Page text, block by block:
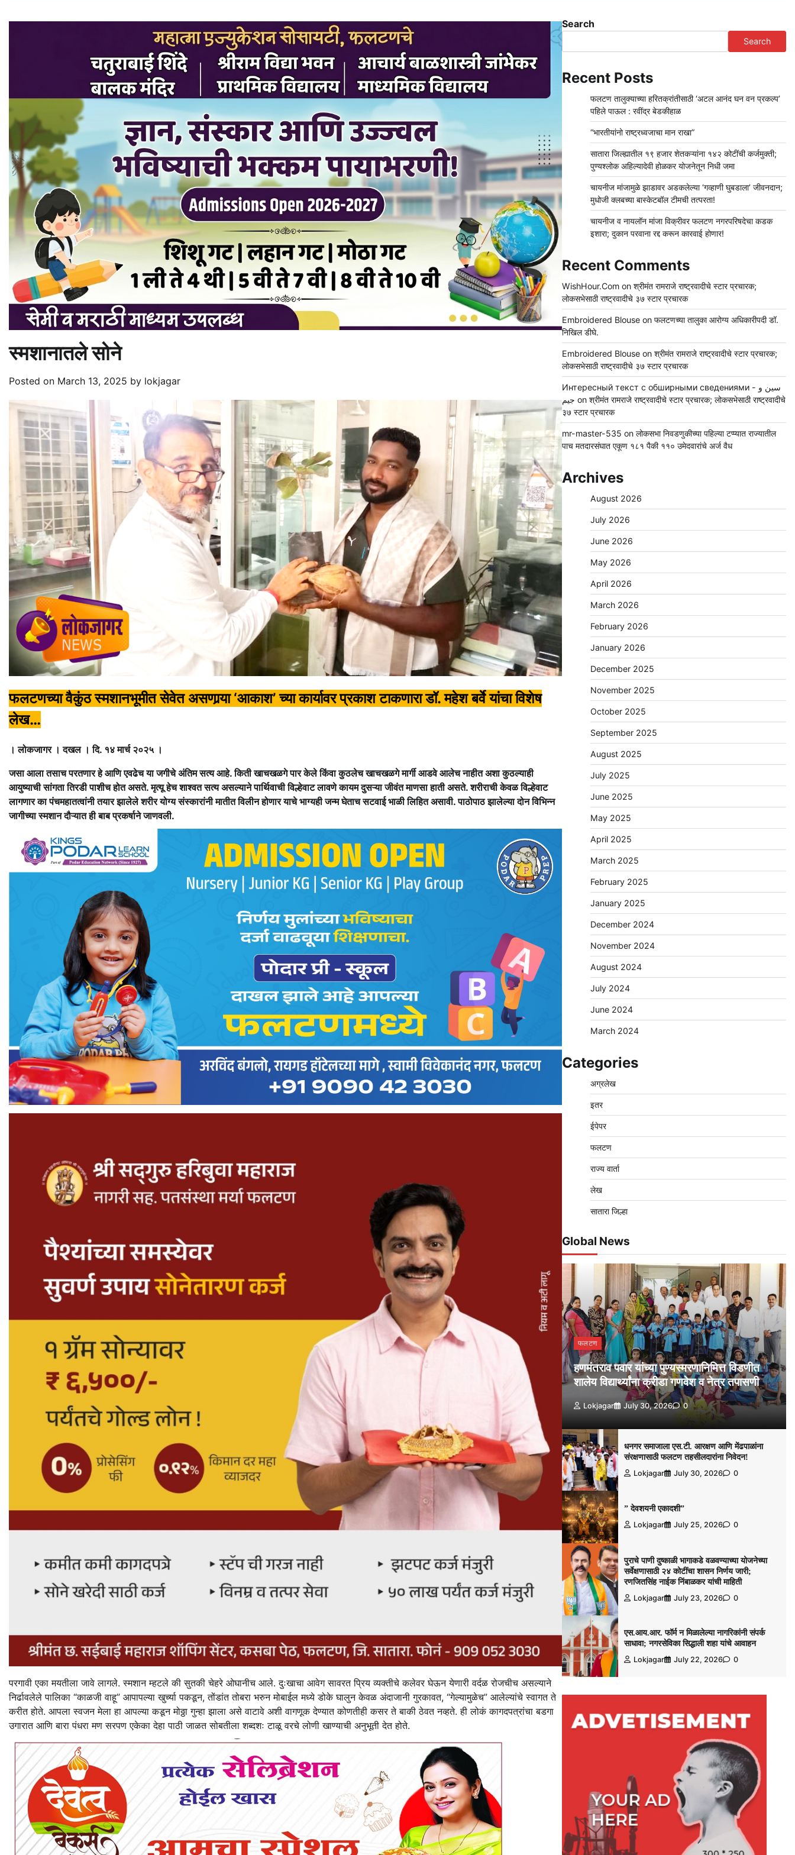
स्मशानातले सोने
Posted on March 13, 2025 by lokjagar
फलटणच्या वैकुंठ स्मशानभूमीत सेवेत असणार्‍या ‘आकाश’ च्या कार्यावर प्रकाश टाकणारा डॉ. महेश बर्वे यांचा विशेष
लेख…
। लोकजागर । दखल । दि. १४ मार्च २०२५ ।
जसा आला तसाच परतणार हे आणि एवढेच या जगीचे अंतिम सत्य आहे. किती खाचखळगे पार केले किंवा कुठलेच खाचखळगे मार्गी आडवे आलेच नाहीत अशा कुठल्याही
आयुष्याची सांगता तिरडी पाशीच होत असते. मृत्यू हेच शाश्वत सत्य असल्याने पार्थिवाची विल्हेवाट लावणे कायम दुसऱ्या जीवंत माणसा हाती असते. शरीराची केवळ विल्हेवाट
लागणार का पंचमहातत्वांनी तयार झालेले शरीर योग्य संस्कारांनी मातीत विलीन होणार याचे भाग्यही जन्म घेताच सटवाई भाळी लिहित असावी. पाठोपाठ झालेल्या दोन विभिन्न
जागीच्या स्मशान दौऱ्यात ही बाब प्रकर्षाने जाणवली.
परगावी एका मयतीला जावे लागले. स्मशान म्हटले की सुतकी चेहरे ओघानीच आले. दुःखाचा आवेग सावरत प्रिय व्यक्तीचे कलेवर घेऊन येणारी वर्दळ रोजचीच असल्याने
निर्ढावलेले पालिका “काळजी वाहू” आपापल्या खुर्च्या पकडून, तोंडांत तोबरा भरुन मोबाईल मध्ये डोके घालुन केवळ अंदाजानी गुरकावत, “गेल्यामुळेच” आलेल्यांचे स्वागत ते
करीत होते. आपला स्वजन मेला हा आपल्या कडून मोठ्ठा गुन्हा झाला असे वाटावे अशी वागणूक देण्यात कोणतीही कसर ते बाकी ठेवत नव्हते. ही लोकं कागदपत्रांचा बडगा
उगारात आणि बारा पंधरा मण सरपण एकेका देहा पाठी जाळत सोबतीला शब्दशः टाळू वरचे लोणी खाण्याची अनुभूती देत होते.
Search
Search
Recent Posts
फलटण तालुक्याच्या हरितक्रांतीसाठी ‘अटल आनंद घन वन प्रकल्प’
पहिले पाऊल : रवींद्र बेडकीहाळ
“भारतीयांनो राष्ट्रध्वजाचा मान राखा”
सातारा जिल्ह्यातील १९ हजार शेतकऱ्यांना १४२ कोटींची कर्जमुक्ती;
पुण्यश्लोक अहिल्यादेवी होळकर योजनेतून निधी जमा
चायनीज मांजामुळे झाडावर अडकलेल्या ‘गव्हाणी घुबडाला’ जीवनदान;
मुधोजी क्लबच्या बास्केटबॉल टीमची तत्परता!
चायनीज व नायलॉन मांजा विक्रीवर फलटण नगरपरिषदेचा कडक
इशारा; दुकान परवाना रद्द करून कारवाई होणार!
Recent Comments
WishHour.Comon श्रीमंत रामराजे राष्ट्रवादीचे स्टार प्रचारक;
लोकसभेसाठी राष्ट्रवादीचे ३७ स्टार प्रचारक
Embroidered Blouseon फलटणच्या तालुका आरोग्य अधिकारीपदी डॉ.
निखिल डीघे.
Embroidered Blouseon श्रीमंत रामराजे राष्ट्रवादीचे स्टार प्रचारक;
लोकसभेसाठी राष्ट्रवादीचे ३७ स्टार प्रचारक
Интересный текст с обширными сведениями - سين و
جيم on श्रीमंत रामराजे राष्ट्रवादीचे स्टार प्रचारक; लोकसभेसाठी राष्ट्रवादीचे
३७ स्टार प्रचारक
mr-master-535 on लोकसभा निवडणुकीच्या पहिल्या टप्प्यात राज्यातील
पाच मतदारसंघात एकूण १८१ पैकी ११० उमेदवारांचे अर्ज वैध
Archives
August 2026
July 2026
June 2026
May 2026
April 2026
March 2026
February 2026
January 2026
December 2025
November 2025
October 2025
September 2025
August 2025
July 2025
June 2025
May 2025
April 2025
March 2025
February 2025
January 2025
December 2024
November 2024
August 2024
July 2024
June 2024
March 2024
Categories
अग्रलेख
इतर
ईपेपर
फलटण
राज्य वार्ता
लेख
सातारा जिल्हा
Global News
फलटण
हणमंतराव पवार यांच्या पुण्यस्मरणानिमित्त विडणीत
शालेय विद्यार्थ्यांना क्रीडा गणवेश व नेत्र तपासणी
Lokjagar July 30, 2026 0
धनगर समाजाला एस.टी. आरक्षण आणि मेंढपाळांना
संरक्षणासाठी फलटण तहसीलदारांना निवेदन!
Lokjagar July 30, 2026 0
” देवशयनी एकादशी”
Lokjagar July 25, 2026 0
पुराचे पाणी दुष्काळी भागाकडे वळवण्याच्या योजनेच्या
सर्वेक्षणासाठी २४ कोटींचा शासन निर्णय जारी;
रणजितसिंह नाईक निंबाळकर यांची माहिती
Lokjagar July 23, 2026 0
एस.आय.आर. फॉर्म न मिळालेल्या नागरिकांनी संपर्क
साधावा; नगरसेविका सिद्धाली शहा यांचे आवाहन
Lokjagar July 22, 2026 0